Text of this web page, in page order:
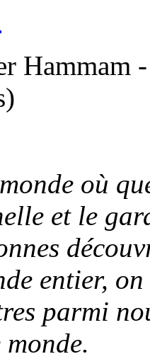
Hammam
où
et le
entier,
parmi